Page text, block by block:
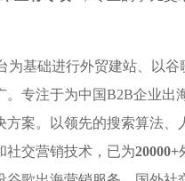
为基础进行外贸建站、以谷
。专注于为中国B2B企业出
案。以领先的搜索算法、
社交营销技术，已为20000+